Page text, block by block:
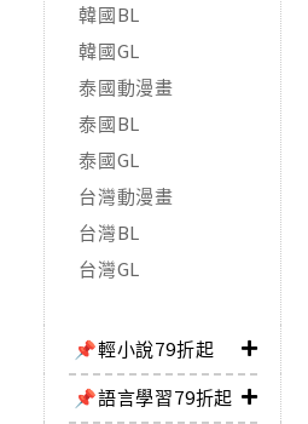
韓國BL
韓國GL
泰國動漫畫
泰國BL
泰國GL
台灣動漫畫
台灣BL
台灣GL
📌輕小說79折起
📌語言學習79折起